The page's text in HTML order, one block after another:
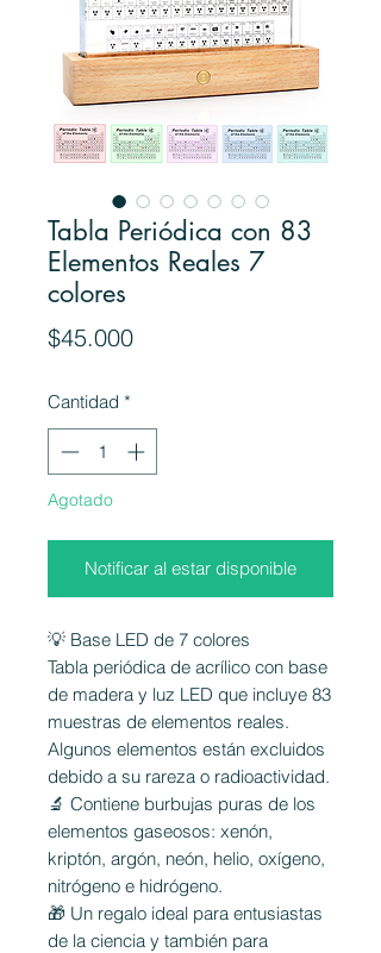
Tabla Periódica con 83
Elementos Reales 7
colores
$45.000Precio
Cantidad *
Agotado
Notificar al estar disponible
💡 Base LED de 7 colores
Tabla periódica de acrílico con base
de madera y luz LED que incluye 83
muestras de elementos reales.
Algunos elementos están excluidos
debido a su rareza o radioactividad.
🔬 Contiene burbujas puras de los
elementos gaseosos: xenón,
kriptón, argón, neón, helio, oxígeno,
nitrógeno e hidrógeno.
🎁 Un regalo ideal para entusiastas
de la ciencia y también para